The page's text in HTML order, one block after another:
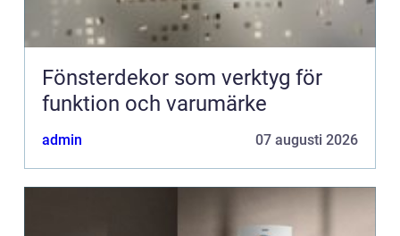
Fönsterdekor som verktyg för
funktion och varumärke
admin 07 augusti 2026